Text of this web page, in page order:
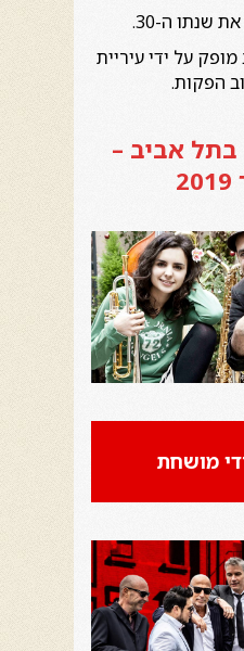
שנתו ה-30.
על ידי עיריית
הפקות.
בתל אביב –
מושחת